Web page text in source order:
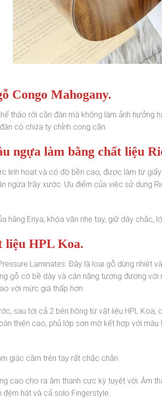
Congo Mahogany.
tháo rời cần đàn mà không làm ảnh hưởng
có chứa ty chỉnh cong cần.
ngựa làm bằng chất liệu
linh hoạt và có độ bền cao, được làm từ
ngừa trầy xước. Ưu điểm của việc sử dụng
hãng Enya, khóa vặn nhẹ tay, giữ dây chắc,
liệu HPL Koa.
Laminates. Đây là loại gỗ dùng nhiệt
gỗ có bề dày và cân nặng tương đương
với mức giá thấp hơn.
sau tới cả 2 bên hông từ vật liệu HPL Koa,
thiện cao, phủ lớp sơn mờ kết hợp với
giác cầm trên tay rất chắc chắn.
cao cho ra âm thanh cực kỳ tuyệt vời. Âm
hát và cả solo Fingerstyle.